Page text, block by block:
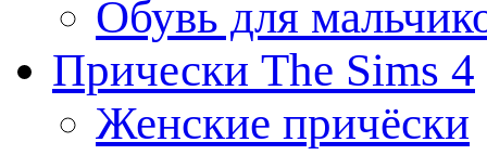
Обувь для
Прически The Sims 4
Женские причёски